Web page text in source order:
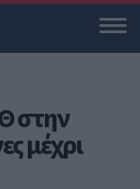
στην
μέχρι